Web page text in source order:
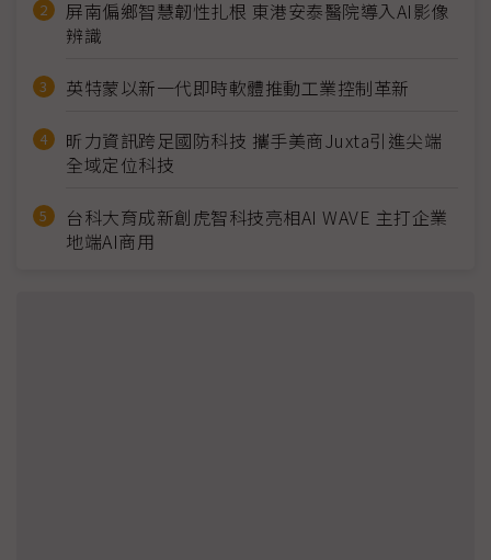
屏南偏鄉智慧韌性扎根 東港安泰醫院導入AI影像
辨識
英特蒙以新一代即時軟體推動工業控制革新
昕力資訊跨足國防科技 攜手美商Juxta引進尖端
全域定位科技
台科大育成新創虎智科技亮相AI WAVE 主打企業
地端AI商用